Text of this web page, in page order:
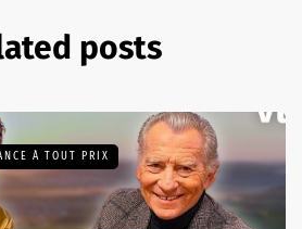
posts
À TOUT PRIX